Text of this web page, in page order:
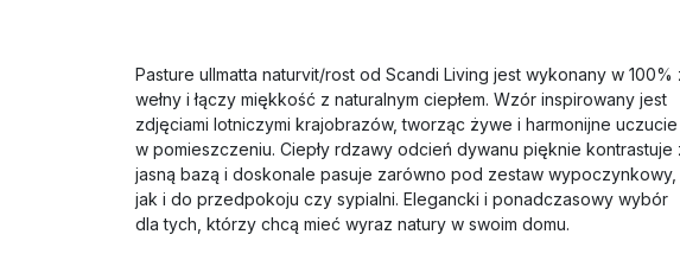
Pasture ullmatta naturvit/rost od Scandi Living jest wykonany w 100%
wełny i łączy miękkość z naturalnym ciepłem. Wzór inspirowany jest
zdjęciami lotniczymi krajobrazów, tworząc żywe i harmonijne uczucie
w pomieszczeniu. Ciepły rdzawy odcień dywanu pięknie kontrastuje
jasną bazą i doskonale pasuje zarówno pod zestaw wypoczynkowy,
jak i do przedpokoju czy sypialni. Elegancki i ponadczasowy wybór
dla tych, którzy chcą mieć wyraz natury w swoim domu.